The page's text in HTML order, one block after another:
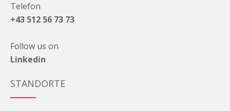
Telefon
+43 512 56 73 73
Follow us on
Linkedin
STANDORTE